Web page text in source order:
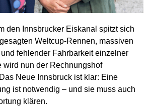
den Innsbrucker Eiskanal spitzt sich
Weltcup-Rennen, massiven
fehlender Fahrbarkeit einzelner
wird nun der Rechnungshof
Neue Innsbruck ist klar: Eine
ist notwendig – und sie muss auch
klären.